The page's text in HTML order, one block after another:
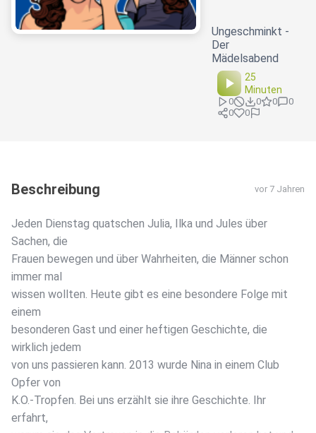
Ungeschminkt -
Der
Mädelsabend
25
Minuten
0 0 0
0
0
0
Beschreibung vor 7 Jahren
Jeden Dienstag quatschen Julia, Ilka und Jules über
Sachen, die
Frauen bewegen und über Wahrheiten, die Männer schon
immer mal
wissen wollten. Heute gibt es eine besondere Folge mit
einem
besonderen Gast und einer heftigen Geschichte, die
wirklich jedem
von uns passieren kann. 2013 wurde Nina in einem Club
Opfer von
K.O.-Tropfen. Bei uns erzählt sie ihre Geschichte. Ihr
erfahrt,